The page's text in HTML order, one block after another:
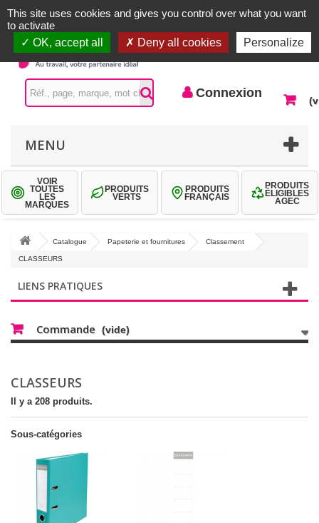
Contactez-nous
Connexion
MENU
VOIR
TOUTES
LES
MARQUES
PRODUITS
VERTS
PRODUITS
FRANÇAIS
PRODUITS
ÉLIGIBLES
AGEC
Catalogue Papeterie et fournitures Classement
CLASSEURS
LIENS PRATIQUES
Commande (vide)
CLASSEURS
Il y a 208 produits.
Sous-catégories
This site uses cookies and gives you control over what you want
to activate
OK, accept all
Deny all cookies Personalize